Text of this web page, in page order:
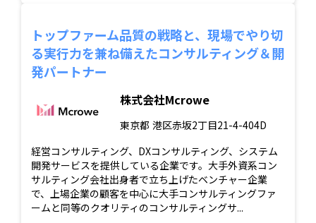
トップファーム品質の戦略と、現場でやり切
る実行力を兼ね備えたコンサルティング＆開
発パートナー
株式会社Mcrowe
東京都 港区赤坂2丁目21-4-404D
経営コンサルティング、DXコンサルティング、システム
開発サービスを提供している企業です。大手外資系コン
サルティング会社出身者で立ち上げたベンチャー企業
で、上場企業の顧客を中心に大手コンサルティングファ
ームと同等のクオリティのコンサルティングサ...